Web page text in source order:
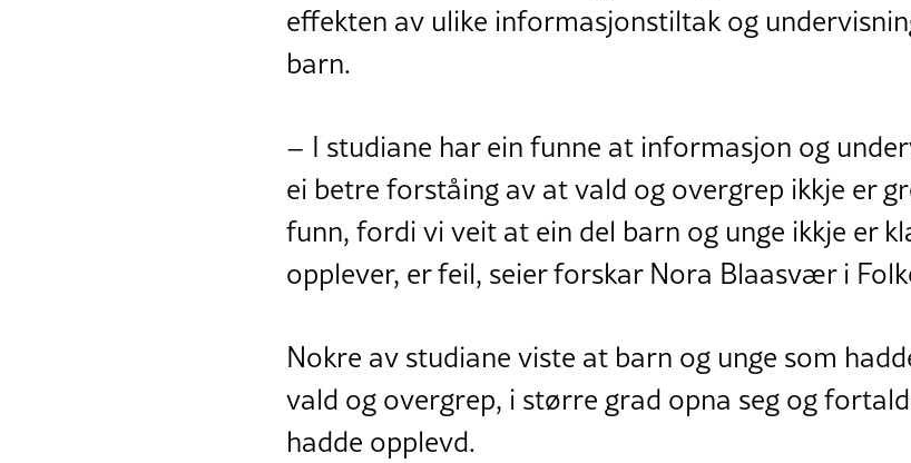
effekten av ulike informasjonstiltak og
barn.
– I studiane har ein funne at informasjon og
ei betre forståing av at vald og overgrep ikkje er
funn, fordi vi veit at ein del barn og unge ikkje er
opplever, er feil, seier forskar Nora Blaasvær i
Nokre av studiane viste at barn og unge som
vald og overgrep, i større grad opna seg og
hadde opplevd.